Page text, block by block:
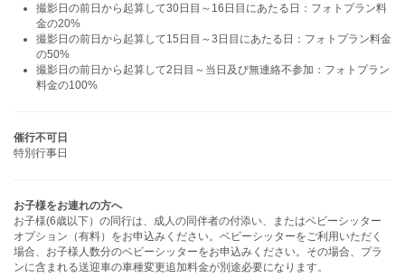
撮影日の前日から起算して30日目～16日目にあたる日：フォトプラン料
金の20%
撮影日の前日から起算して15日目～3日目にあたる日：フォトプラン料金
の50%
撮影日の前日から起算して2日目～当日及び無連絡不参加：フォトプラン
料金の100%
催行不可日
特別行事日
お子様をお連れの方へ
お子様(6歳以下）の同行は、成人の同伴者の付添い、またはベビーシッター
オプション（有料）をお申込みください。ベビーシッターをご利用いただく
場合、お子様人数分のベビーシッターをお申込みください。その場合、プラ
ンに含まれる送迎車の車種変更追加料金が別途必要になります。